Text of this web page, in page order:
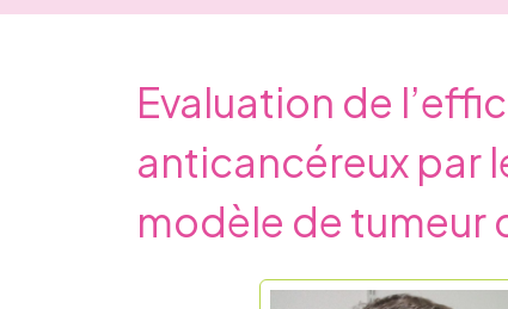
Evaluation de
anticancéreux par
modèle de tumeur